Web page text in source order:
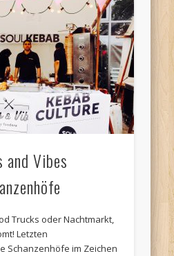
Vibes
Trucks oder Nachtmarkt,
Letzten
Schanzenhöfe im Zeichen